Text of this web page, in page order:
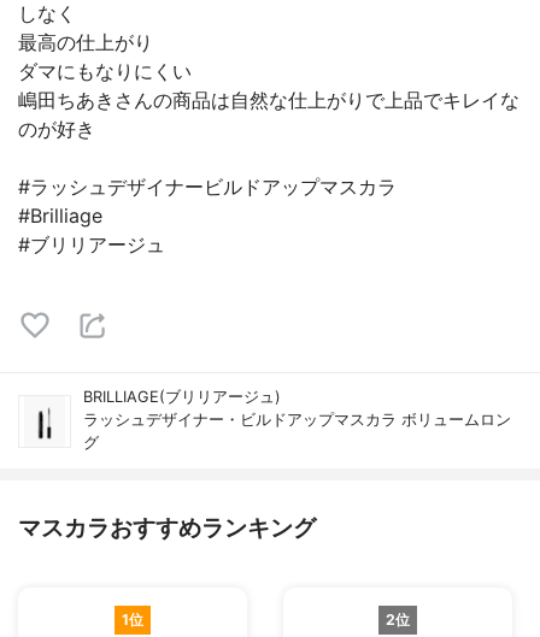
しなく
最高の仕上がり
ダマにもなりにくい
嶋田ちあきさんの商品は自然な仕上がりで上品でキレイな
のが好き
#ラッシュデザイナービルドアップマスカラ
#Brilliage
#ブリリアージュ
BRILLIAGE(ブリリアージュ)
ラッシュデザイナー・ビルドアップマスカラ ボリュームロン
グ
マスカラおすすめランキング
1位 2位